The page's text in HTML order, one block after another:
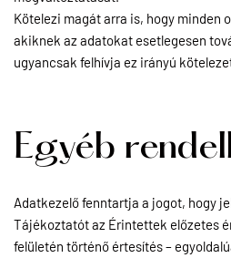
Kötelezi magát arra is, hogy minden
akiknek az adatokat esetlegesen
ugyancsak felhívja ez irányú
Egyéb
Adatkezelő fenntartja a jogot, hogy
Tájékoztatót az Érintettek előzetes
felületén történő értesítés –